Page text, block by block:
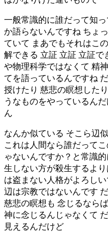
一般常識的に誰だって知
か語らないんですね ちょ
ていて まあでもそれはこ
解できる 立証 立証 立証
や物理科学ではなくて 精
てを語っているんですね
授けたり 慈悲の瞑想した
うなものをやっているん
ん
なんか似ている そこら辺
これは人間なら誰だって
ゃないんですか？と常識
生しない方が殺生するよ
は盗まない人格がよろし
辺は宗教ではないんです
慈悲の瞑想も 念じるなら
神に念じるんじゃなくて
見えるんだけど